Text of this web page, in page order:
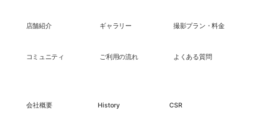
店舗紹介 ギャラリー 撮影プラン・料金
コミュニティ ご利用の流れ よくある質問
会社概要 History CSR